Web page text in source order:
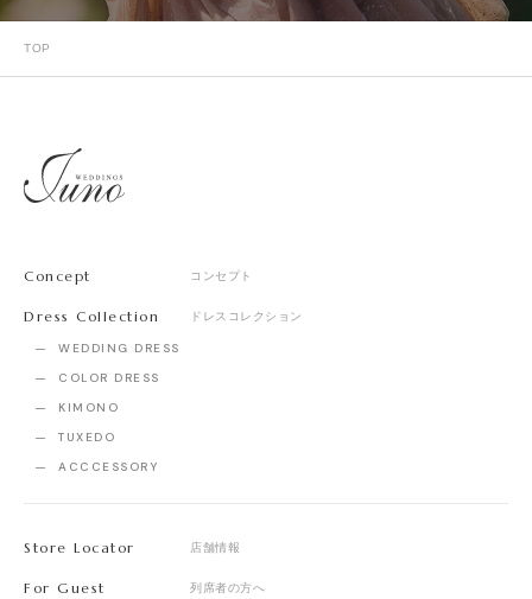
TOP
Concept コンセプト
Dress Collection ドレスコレクション
WEDDING DRESS
COLOR DRESS
KIMONO
TUXEDO
ACCCESSORY
Store Locator 店舗情報
For Guest 列席者の方へ